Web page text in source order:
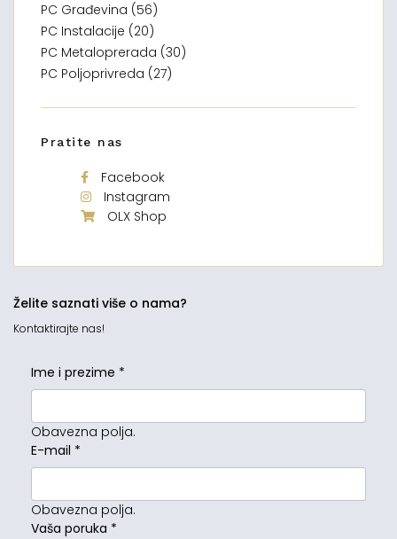
PC Građevina (56)
PC Instalacije (20)
PC Metaloprerada (30)
PC Poljoprivreda (27)
Pratite nas
Facebook
Instagram
OLX Shop
Želite saznati više o nama?
Kontaktirajte nas!
Ime i prezime *
Obavezna polja.
E-mail *
Obavezna polja.
Vaša poruka *